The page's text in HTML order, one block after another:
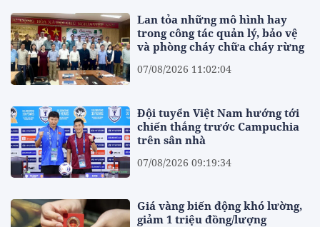
Lan tỏa những mô hình hay
trong công tác quản lý, bảo vệ
và phòng cháy chữa cháy rừng
07/08/2026 11:02:04
Đội tuyển Việt Nam hướng tới
chiến thắng trước Campuchia
trên sân nhà
07/08/2026 09:19:34
Giá vàng biến động khó lường,
giảm 1 triệu đồng/lượng